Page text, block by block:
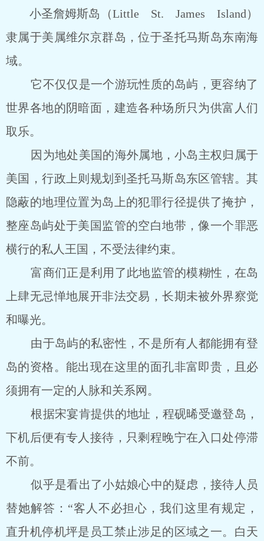
小圣詹姆斯岛（Little St. James Island）
隶属于美属维尔京群岛，位于圣托马斯岛东南海
域。
它不仅仅是一个游玩性质的岛屿，更容纳了
世界各地的阴暗面，建造各种场所只为供富人们
取乐。
因为地处美国的海外属地，小岛主权归属于
美国，行政上则规划到圣托马斯岛东区管辖。其
隐蔽的地理位置为岛上的犯罪行径提供了掩护，
整座岛屿处于美国监管的空白地带，像一个罪恶
横行的私人王国，不受法律约束。
富商们正是利用了此地监管的模糊性，在岛
上肆无忌惮地展开非法交易，长期未被外界察觉
和曝光。
由于岛屿的私密性，不是所有人都能拥有登
岛的资格。能出现在这里的面孔非富即贵，且必
须拥有一定的人脉和关系网。
根据宋宴肯提供的地址，程砚晞受邀登岛，
下机后便有专人接待，只剩程晚宁在入口处停滞
不前。
似乎是看出了小姑娘心中的疑虑，接待人员
替她解答：“客人不必担心，我们这里有规定，
直升机停机坪是员工禁止涉足的区域之一。白天